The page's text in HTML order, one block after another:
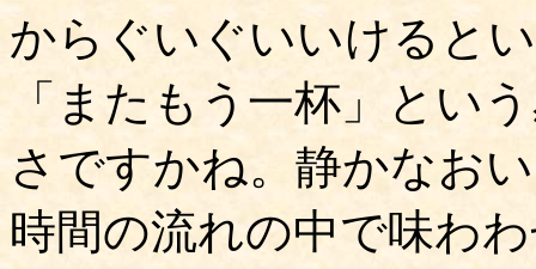
からぐいぐいいけると
「またもう一杯」とい
さですかね。静かなお
時間の流れの中で味わ